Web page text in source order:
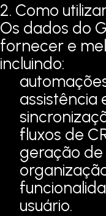
2. Como
Os dados do
fornecer e
incluindo:
assistência
fluxos de
geração
usuário.